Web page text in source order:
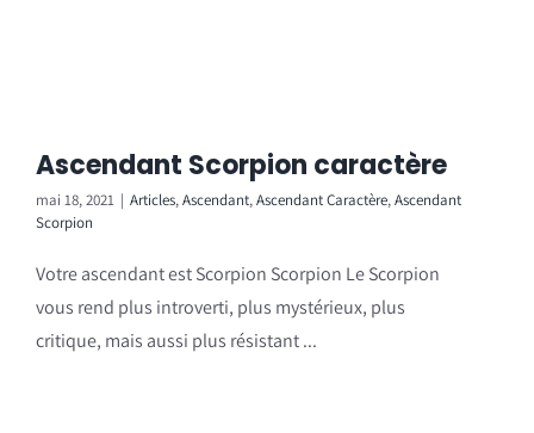
Ascendant Scorpion caractère
mai 18, 2021 | Articles,Ascendant,Ascendant Caractère,Ascendant
Scorpion
Votre ascendant est Scorpion Scorpion Le Scorpion
vous rend plus introverti, plus mystérieux, plus
critique, mais aussi plus résistant ...